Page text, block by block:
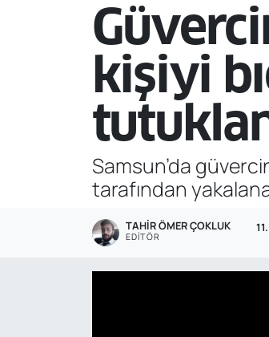
kişiyi
Samsun’da
tarafından
TAHIR ÖMER ÇOKLUK
EDITÖR
Özel Haber
Siyaset